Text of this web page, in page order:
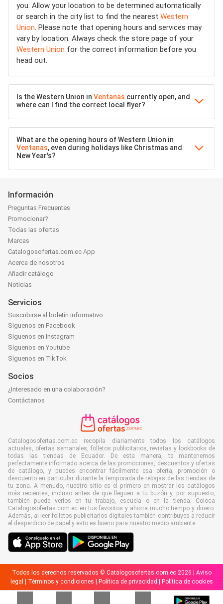
you. Allow your location to be determined automatically
or search in the city list to find the nearest Western
Union. Please note that opening hours and services may
vary by location. Always check the store page of your
Western Union for the correct information before you
head out.
Is the Western Union in Ventanas currently open, and
where can I find the correct local flyer?
What are the opening hours of Western Union in
Ventanas, even during holidays like Christmas and
New Year's?
Información
Preguntas Frecuentes
Promocionar?
Todas las ofertas
Marcas
Catalogosofertas.com.ec App
Acerca de nosotros
Añadir catálogo
Noticias
Servicios
Suscribirse al boletín informativo
Síguenos en Facebook
Síguenos en Instagram
Síguenos en Youtube
Síguenos en TikTok
Socios
¿Interesado en una colaboración?
Contáctanos
Catalogosofertas.com.ec recopila diariamente todos los catálogos
actuales, ofertas semanales, folletos publicitarios, revistas y lookbooks de
todas las tiendas de Ecuador. De esta manera, te mantenemos
perfectamente informado acerca de las promociones, descuentos y ofertas
de catálogo, y puedes encontrar fácilmente esa oferta, promoción o
descuento en particular durante la temporada de rebajas de las tiendas de
tu zona. A menudo, nuestro sitio es el primero en mostrar los catálogos
más recientes, incluso antes de que lleguen a tu buzón y, por supuesto,
también puede verlos en tu trabajo, escuela o en la tienda. Coloca
Catalogosofertas.com.ec en tus favoritos y ahorra mucho tiempo y dinero.
Además, al leer folletos publicitarios digitales también contribuyes a reducir
el desperdicio de papel y esto es bueno para nuestro medio ambiente.
Todos los derechos reservados © Catalogosofertas.com.ec 2026 | Aviso
legal
Términos y condiciones Política de privacidad Política de cookies